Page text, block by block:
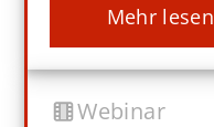
mehr lesen
Webinar